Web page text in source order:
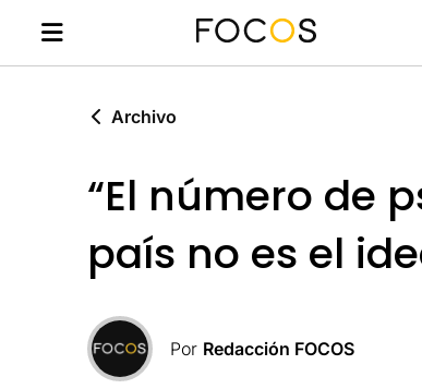
Archivo
“El número de
país no es el
Por Redacción FOCOS